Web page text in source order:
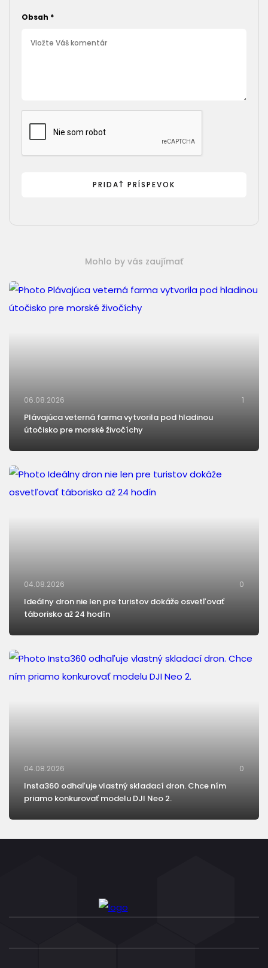
Obsah *
Mohlo by vás zaujímať
06.08.2026 1
Plávajúca veterná farma vytvorila pod hladinou
útočisko pre morské živočíchy
04.08.2026 0
Ideálny dron nie len pre turistov dokáže osvetľovať
táborisko až 24 hodín
04.08.2026 0
Insta360 odhaľuje vlastný skladací dron. Chce ním
priamo konkurovať modelu DJI Neo 2.